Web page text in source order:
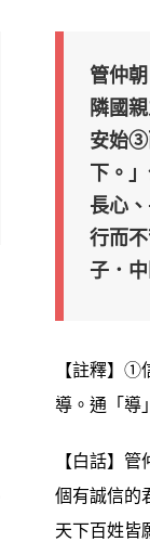
管仲
隣國
安始③
下。
長心
行而
子．中
【註釋】
導。通「導
【白話】
個有誠信的
天下百姓皆